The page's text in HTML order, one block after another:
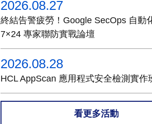
2026.08.27
終結告警疲勞！Google SecOps 自動
7×24 專家聯防實戰論壇
2026.08.28
HCL AppScan 應用程式安全檢測實作
看更多活動